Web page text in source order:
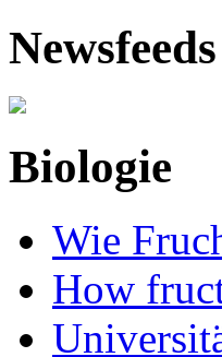
Newsfeeds
Biologie
Wie
How